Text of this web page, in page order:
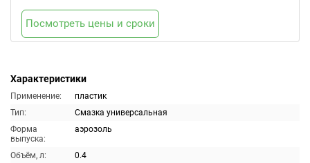
Характеристики
Применение:
пластик
Тип:
Смазка универсальная
Форма
выпуска:
аэрозоль
Объём, л:
0.4
Посмотреть цены и сроки